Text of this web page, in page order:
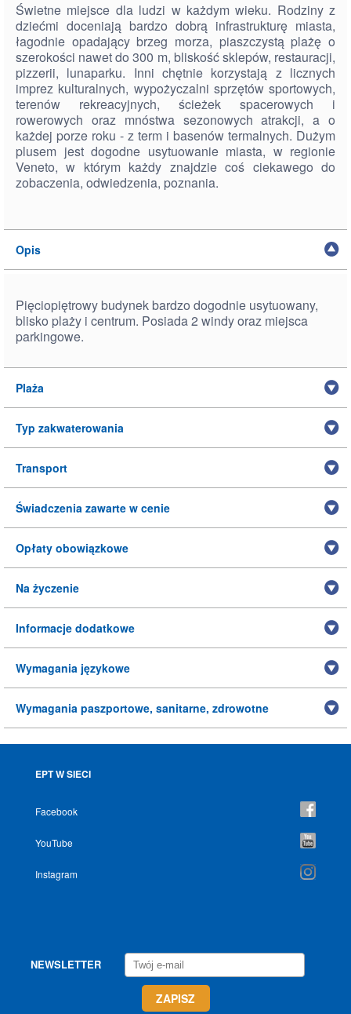
Świetne miejsce dla ludzi w każdym wieku. Rodziny z
dziećmi doceniają bardzo dobrą infrastrukturę miasta,
łagodnie opadający brzeg morza, piaszczystą plażę o
szerokości nawet do 300 m, bliskość sklepów, restauracji,
pizzerii, lunaparku. Inni chętnie korzystają z licznych
imprez kulturalnych, wypożyczalni sprzętów sportowych,
terenów rekreacyjnych, ścieżek spacerowych i
rowerowych oraz mnóstwa sezonowych atrakcji, a o
każdej porze roku - z term i basenów termalnych. Dużym
plusem jest dogodne usytuowanie miasta, w regionie
Veneto, w którym każdy znajdzie coś ciekawego do
zobaczenia, odwiedzenia, poznania.
Opis
Pięciopiętrowy budynek bardzo dogodnie usytuowany,
blisko plaży i centrum. Posiada 2 windy oraz miejsca
parkingowe.
Plaża
Typ zakwaterowania
Transport
Świadczenia zawarte w cenie
Opłaty obowiązkowe
Na życzenie
Informacje dodatkowe
Wymagania językowe
Wymagania paszportowe, sanitarne, zdrowotne
EPT W SIECI
Facebook
YouTube
Instagram
NEWSLETTER